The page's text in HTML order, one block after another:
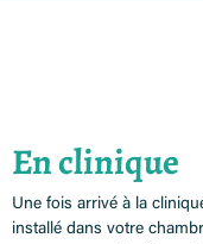
En clinique
Une fois arrivé à la
installé dans votre